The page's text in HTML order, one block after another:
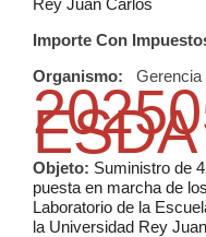
Rey Juan Carlos
Importe Con
Organismo:
Gerencia
ESDA
Objeto: Suministro de
puesta en marcha de
Laboratorio de la
la Universidad Rey